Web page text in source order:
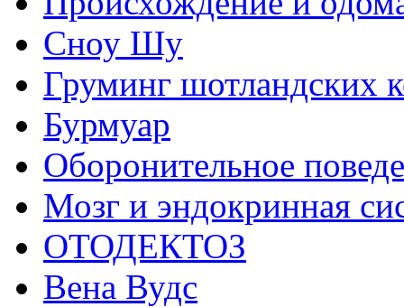
Сноу Шу
Груминг шотландских
Бурмуар
Оборонительное
Мозг и эндокринная
ОТОДЕКТОЗ
Вена Вудс